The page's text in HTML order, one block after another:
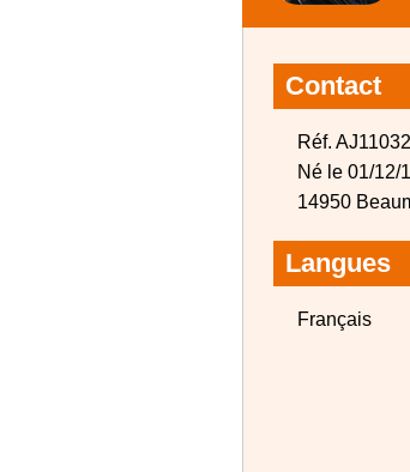
Contact
Réf.
Né le 01/12/
14950
Langues
Français